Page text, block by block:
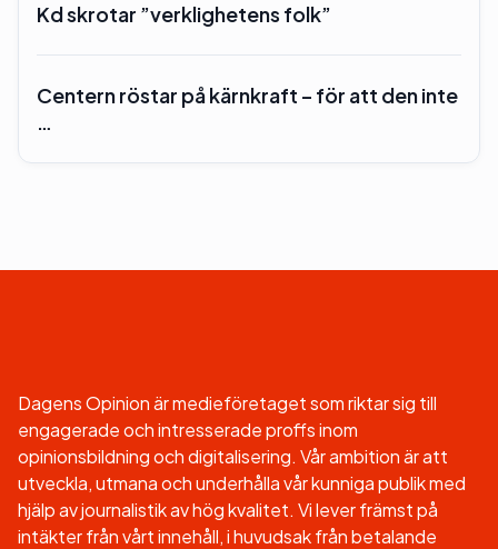
Kd skrotar ”verklighetens folk”
Centern röstar på kärnkraft – för att den inte
…
Dagens Opinion är medieföretaget som riktar sig till
engagerade och intresserade proffs inom
opinionsbildning och digitalisering. Vår ambition är att
utveckla, utmana och underhålla vår kunniga publik med
hjälp av journalistik av hög kvalitet. Vi lever främst på
intäkter från vårt innehåll, i huvudsak från betalande